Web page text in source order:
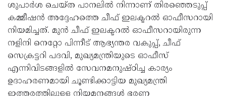
ശുപാർശ ചെയ്ത പാനലിൽ നിന്നാണ് തിരഞ്ഞെടുപ്പ്
കമ്മീഷൻ അദ്ദേഹത്തെ ചീഫ് ഇലക്ടറൽ ഓഫീസറായി
നിയമിച്ചത്. മുൻ ചീഫ് ഇലക്ടറൽ ഓഫീസറായിരുന്ന
നളിനി നെറ്റോ പിന്നീട് ആഭ്യന്തര വകുപ്പ്, ചീഫ്
സെക്രട്ടറി പദവി, മുഖ്യമന്ത്രിയുടെ ഓഫീസ്
എന്നിവിടങ്ങളിൽ സേവനമനുഷ്ഠിച്ച കാര്യം
ഉദാഹരണമായി ചൂണ്ടിക്കാട്ടിയ മുഖ്യമന്ത്രി